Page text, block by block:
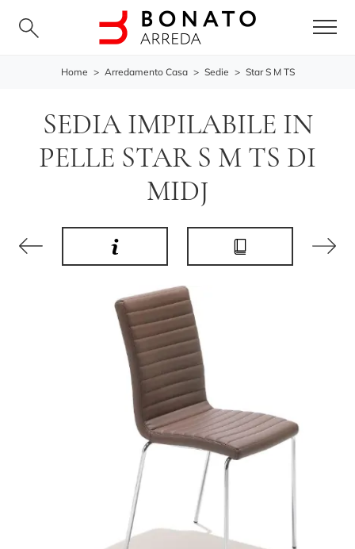
Home > Arredamento Casa > Sedie > Star S M TS
SEDIA IMPILABILE IN
PELLE STAR S M TS DI
MIDJ